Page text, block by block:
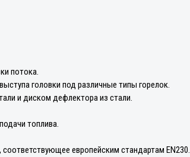
потока.
головки под различные типы горелок.
и диском дефлектора из стали.
топлива.
европейским стандартам EN230.